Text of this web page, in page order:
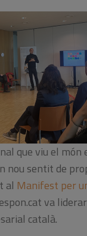
que viu el món
nou sentit de
al Manifest per
va
català.